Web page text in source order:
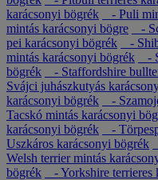
karácsonyi bögrék
- Puli
mintás karácsonyi bögre
-
pei karácsonyi bögrék
-
mintás karácsonyi bögrék
-
bögrék
- Staffordshire
Svájci juhászkutyás
karácsonyi bögrék
-
Tacskó mintás karácsonyi
karácsonyi bögrék
-
Uszkáros karácsonyi bögrék
Welsh terrier mintás
bögrék
- Yorkshire terrieres